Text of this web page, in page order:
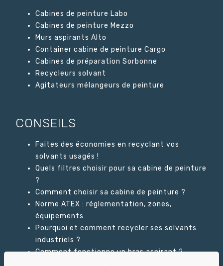
Cabines de peinture Labo
Cabines de peinture Mezzo
Murs aspirants Alto
Container cabine de peinture Cargo
Cabines de préparation Sorbonne
Recycleurs solvant
Agitateurs mélangeurs de peinture
CONSEILS
Faites des économies en recyclant vos
solvants usagés !
Quels filtres choisir pour sa cabine de peinture
?
Comment choisir sa cabine de peinture ?
Norme ATEX : réglementation, zones,
équipements
Pourquoi et comment recycler ses solvants
industriels ?
Comment fonctionne un bras aspirant ?